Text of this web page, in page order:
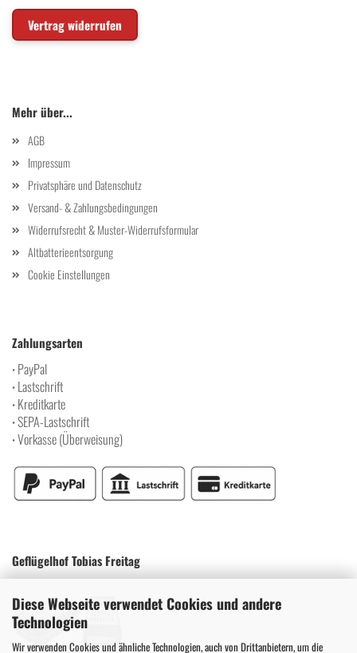
Diese Webseite verwendet Cookies und andere
Technologien
Wir verwenden Cookies und ähnliche Technologien, auch von Drittanbietern, um die
Vertrag widerrufen
Mehr über...
AGB
Impressum
Privatsphäre und Datenschutz
Versand- & Zahlungsbedingungen
Widerrufsrecht & Muster-Widerrufsformular
Altbatterieentsorgung
Cookie Einstellungen
Zahlungsarten
•PayPal
•Lastschrift
•Kreditkarte
•SEPA-Lastschrift
•Vorkasse (Überweisung)
Geflügelhof Tobias Freitag